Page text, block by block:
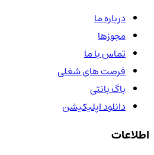
درباره ما
مجوزها
تماس با ما
فرصت های شغلی
باگ بانتی
دانلود اپلیکیشن
اطلاعات